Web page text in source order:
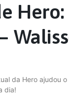
da Hero ajudou
dia!